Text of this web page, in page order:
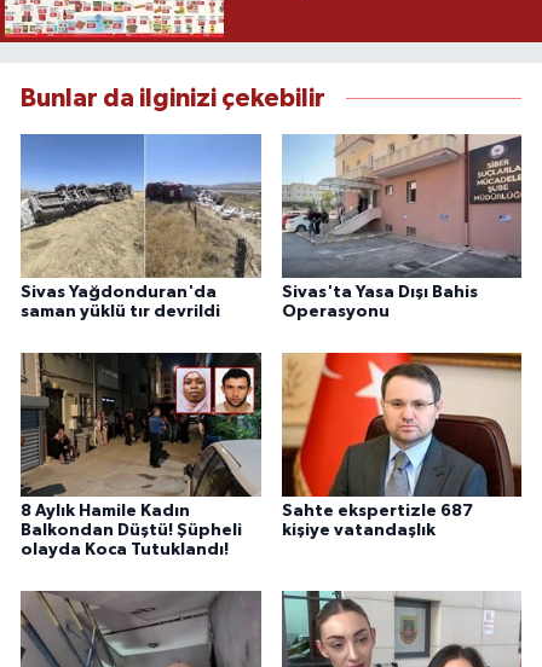
Bunlar da ilginizi çekebilir
Sivas Yağdonduran'da
saman yüklü tır devrildi
Sivas'ta Yasa Dışı Bahis
Operasyonu
8 Aylık Hamile Kadın
Balkondan Düştü! Şüpheli
olayda Koca Tutuklandı!
Sahte ekspertizle 687
kişiye vatandaşlık